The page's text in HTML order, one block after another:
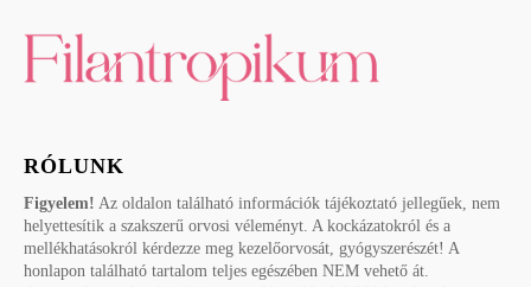
RÓLUNK
Figyelem! Az oldalon található információk tájékoztató jellegűek, nem
helyettesítik a szakszerű orvosi véleményt. A kockázatokról és a
mellékhatásokról kérdezze meg kezelőorvosát, gyógyszerészét! A
honlapon található tartalom teljes egészében NEM vehető át.